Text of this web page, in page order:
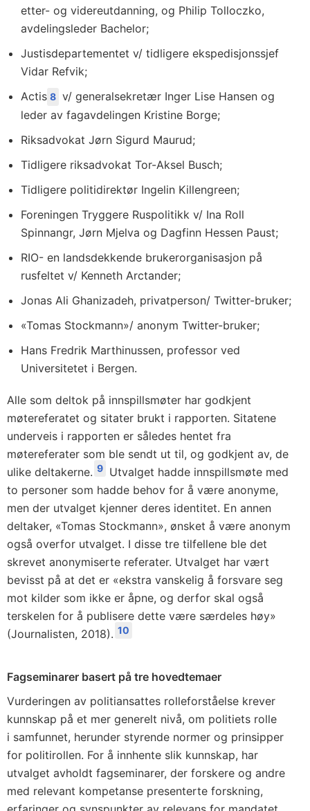
etter- og videreutdanning, og Philip Tolloczko,
avdelingsleder Bachelor;
Justisdepartementet v/ tidligere ekspedisjonssjef
Vidar Refvik;
Actis 8 v/ generalsekretær Inger Lise Hansen og
leder av fagavdelingen Kristine Borge;
Riksadvokat Jørn Sigurd Maurud;
Tidligere riksadvokat Tor-Aksel Busch;
Tidligere politidirektør Ingelin Killengreen;
Foreningen Tryggere Ruspolitikk v/ Ina Roll
Spinnangr, Jørn Mjelva og Dagfinn Hessen Paust;
RIO- en landsdekkende brukerorganisasjon på
rusfeltet v/ Kenneth Arctander;
Jonas Ali Ghanizadeh, privatperson/ Twitter-bruker;
«Tomas Stockmann»/ anonym Twitter-bruker;
Hans Fredrik Marthinussen, professor ved
Universitetet i Bergen.
Alle som deltok på innspillsmøter har godkjent
møtereferatet og sitater brukt i rapporten. Sitatene
underveis i rapporten er således hentet fra
møtereferater som ble sendt ut til, og godkjent av, de
ulike deltakerne. 9 Utvalget hadde innspillsmøte med
to personer som hadde behov for å være anonyme,
men der utvalget kjenner deres identitet. En annen
deltaker, «Tomas Stockmann», ønsket å være anonym
også overfor utvalget. I disse tre tilfellene ble det
skrevet anonymiserte referater. Utvalget har vært
bevisst på at det er «ekstra vanskelig å forsvare seg
mot kilder som ikke er åpne, og derfor skal også
terskelen for å publisere dette være særdeles høy»
(Journalisten, 2018). 10
Fagseminarer basert på tre hovedtemaer
Vurderingen av politiansattes rolleforståelse krever
kunnskap på et mer generelt nivå, om politiets rolle
i samfunnet, herunder styrende normer og prinsipper
for politirollen. For å innhente slik kunnskap, har
utvalget avholdt fagseminarer, der forskere og andre
med relevant kompetanse presenterte forskning,